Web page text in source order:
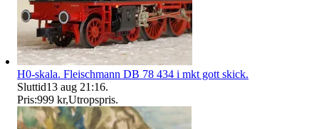
H0-skala. Fleischmann DB 78 434 i mkt gott skick.
Sluttid13 aug 21:16.
Pris:999 kr,Utropspris.